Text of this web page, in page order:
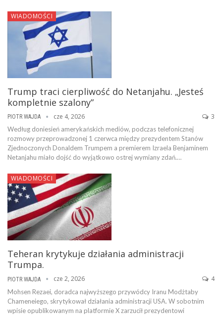
WIADOMOŚCI
Trump traci cierpliwość do Netanjahu. „Jesteś
kompletnie szalony”
PIOTR WAJDA cze 4, 2026 3
Według doniesień amerykańskich mediów, podczas telefonicznej
rozmowy przeprowadzonej 1 czerwca między prezydentem Stanów
Zjednoczonych Donaldem Trumpem a premierem Izraela Benjaminem
Netanjahu miało dojść do wyjątkowo ostrej wymiany zdań.…
WIADOMOŚCI
Teheran krytykuje działania administracji
Trumpa.
PIOTR WAJDA cze 2, 2026 4
Mohsen Rezaei, doradca najwyższego przywódcy Iranu Modżtaby
Chameneiego, skrytykował działania administracji USA. W sobotnim
wpisie opublikowanym na platformie X zarzucił prezydentowi